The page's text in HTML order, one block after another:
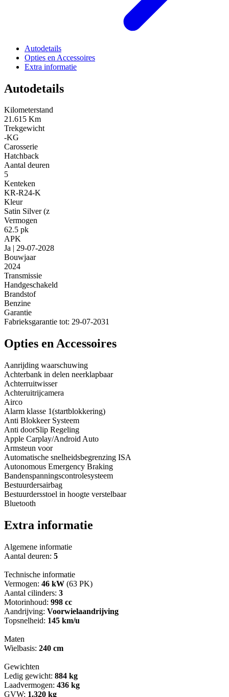
Autodetails
Opties en Accessoires
Extra informatie
Autodetails
Kilometerstand
21.615 Km
Trekgewicht
-KG
Carosserie
Hatchback
Aantal deuren
5
Kenteken
KR-R24-K
Kleur
Satin Silver (z
Vermogen
62.5 pk
APK
Ja | 29-07-2028
Bouwjaar
2024
Transmissie
Handgeschakeld
Brandstof
Benzine
Garantie
Fabrieksgarantie tot: 29-07-2031
Opties en Accessoires
Aanrijding waarschuwing
Achterbank in delen neerklapbaar
Achterruitwisser
Achteruitrijcamera
Airco
Alarm klasse 1(startblokkering)
Anti Blokkeer Systeem
Anti doorSlip Regeling
Apple Carplay/Android Auto
Armsteun voor
Automatische snelheidsbegrenzing ISA
Autonomous Emergency Braking
Bandenspanningscontrolesysteem
Bestuurdersairbag
Bestuurdersstoel in hoogte verstelbaar
Bluetooth
Extra informatie
Algemene informatie
Aantal deuren: 5
Technische informatie
Vermogen: 46 kW (63 PK)
Aantal cilinders: 3
Motorinhoud: 998 cc
Aandrijving: Voorwielaandrijving
Topsnelheid: 145 km/u
Maten
Wielbasis: 240 cm
Gewichten
Ledig gewicht: 884 kg
Laadvermogen: 436 kg
GVW: 1.320 kg